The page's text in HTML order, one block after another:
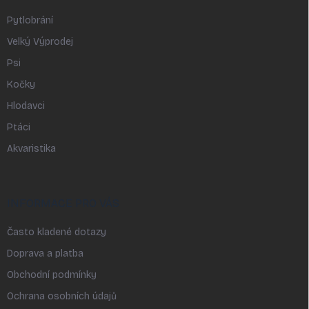
Pytlobrání
Velký Výprodej
Psi
Kočky
Hlodavci
Ptáci
Akvaristika
Často kladené dotazy
Doprava a platba
Obchodní podmínky
Ochrana osobních údajů